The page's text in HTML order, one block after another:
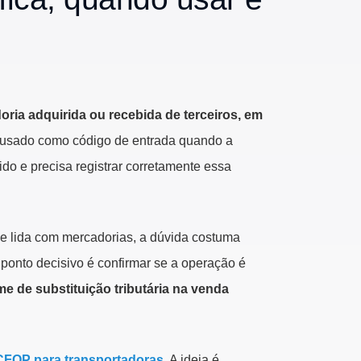
adquirida ou recebida de terceiros, em
como código de entrada quando a
e precisa registrar corretamente essa
lida com mercadorias, a dúvida costuma
decisivo é confirmar se a operação é
de substituição tributária na venda